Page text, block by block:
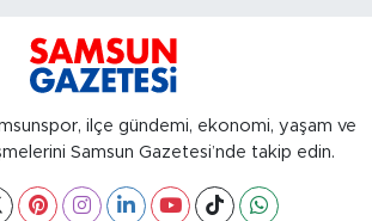
ilçe gündemi, ekonomi, yaşam ve
Samsun Gazetesi’nde takip edin.